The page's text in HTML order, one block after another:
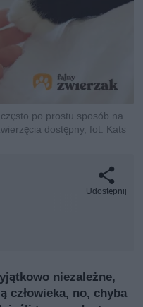
po prostu sposób na
dostępny, fot. Kats
Udostępnij
niezależne,
człowieka, no, chyba